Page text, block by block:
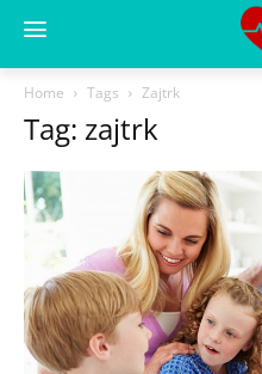
Home Tags Zajtrk
Tag: zajtrk